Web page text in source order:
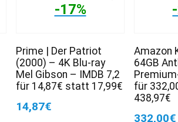
-17%
Prime | Der Patriot
(2000) – 4K Blu-ray
Mel Gibson – IMDB 7,2
für 14,87€ statt 17,99€
14,87€
Amazon
64GB
für
438,97€
332,00€